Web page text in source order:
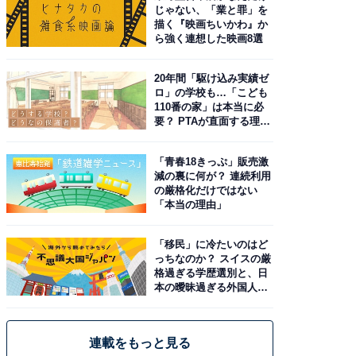
じゃない、「業と罪」を
描く『映画ちいかわ』か
ら強く連想した映画8選
20年間「駆け込み実績ゼ
ロ」の学校も…「こども
110番の家」は本当に必
要？ PTAが直面する理想
「青春18きっぷ」販売激
減の裏に何が？ 連続利用
の厳格化だけではない
「本当の理由」
「移民」に冷たいのはど
っちなのか？ スイスの厳
格過ぎる学歴選別と、日
本の曖昧過ぎる外国人政
連載をもっと見る